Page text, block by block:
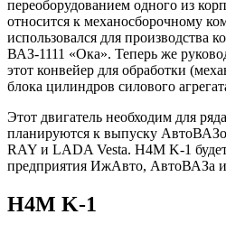
переоборудованием одного из
относится к механосборочному
использовался для производства
ВАЗ-1111 «Ока». Теперь же
этот конвейер для обработки
блока цилиндров силового
Этот двигатель необходим для
планируются к выпуску
RAY и LADA Vesta. H4М K-1 будет
предприятия ИжАвто, АвтоВАЗа
H4М K-1